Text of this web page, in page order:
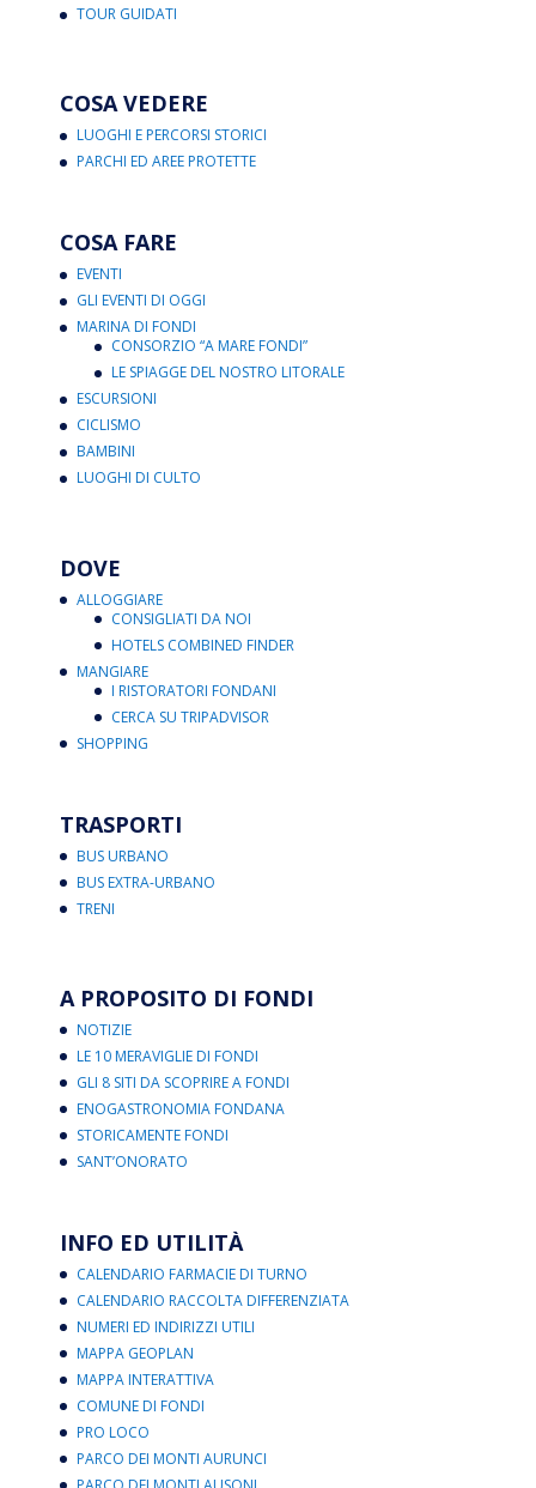
TOUR GUIDATI
COSA VEDERE
LUOGHI E PERCORSI STORICI
PARCHI ED AREE PROTETTE
COSA FARE
EVENTI
GLI EVENTI DI OGGI
MARINA DI FONDI
CONSORZIO “A MARE FONDI”
LE SPIAGGE DEL NOSTRO LITORALE
ESCURSIONI
CICLISMO
BAMBINI
LUOGHI DI CULTO
DOVE
ALLOGGIARE
CONSIGLIATI DA NOI
HOTELS COMBINED FINDER
MANGIARE
I RISTORATORI FONDANI
CERCA SU TRIPADVISOR
SHOPPING
TRASPORTI
BUS URBANO
BUS EXTRA-URBANO
TRENI
A PROPOSITO DI FONDI
NOTIZIE
LE 10 MERAVIGLIE DI FONDI
GLI 8 SITI DA SCOPRIRE A FONDI
ENOGASTRONOMIA FONDANA
STORICAMENTE FONDI
SANT’ONORATO
INFO ED UTILITÀ
CALENDARIO FARMACIE DI TURNO
CALENDARIO RACCOLTA DIFFERENZIATA
NUMERI ED INDIRIZZI UTILI
MAPPA GEOPLAN
MAPPA INTERATTIVA
COMUNE DI FONDI
PRO LOCO
PARCO DEI MONTI AURUNCI